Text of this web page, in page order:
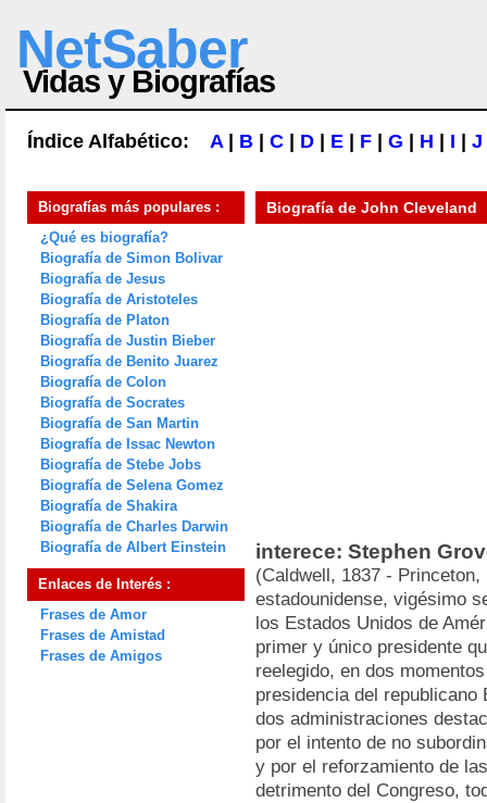
NetSaber
Vidas y Biografías
Índice Alfabético: A| B C D E F G H I J
Biografías más populares :
¿Qué es biografía?
Biografía de Simon Bolivar
Biografía de Jesus
Biografía de Aristoteles
Biografía de Platon
Biografía de Justin Bieber
Biografía de Benito Juarez
Biografía de Colon
Biografía de Socrates
Biografía de San Martin
Biografía de Issac Newton
Biografía de Stebe Jobs
Biografía de Selena Gomez
Biografía de Shakira
Biografía de Charles Darwin
Biografía de Albert Einstein
Enlaces de Interés :
Frases de Amor
Frases de Amistad
Frases de Amigos
Biografía de John Cleveland
interece: Stephen
(Caldwell, 1837 -
estadounidense, vigésimo
los Estados Unidos de
primer y único presidente
reelegido, en dos
presidencia del
dos administraciones
por el intento de no
y por el reforzamiento de
detrimento del Congreso,